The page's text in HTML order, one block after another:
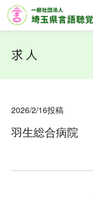
求人
2026/2/16投稿
羽生総合病院